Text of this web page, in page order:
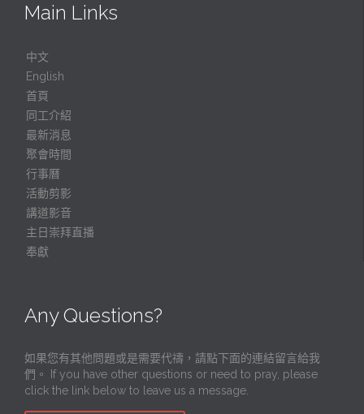
Main Links
中文
English
首頁
同工介紹
最新消息
聚會時間
行事曆
活動剪影
講道影音
主日崇拜直播
奉獻
Any Questions?
如果您有其他問題或是需要代禱，請點下面的連結留言給我
們。 If you have other questions or need to pray, please
click the link below to leave us a message.